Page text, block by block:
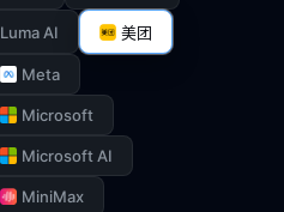
Luma AI 美团
Meta
Microsoft
Microsoft AI
MiniMax